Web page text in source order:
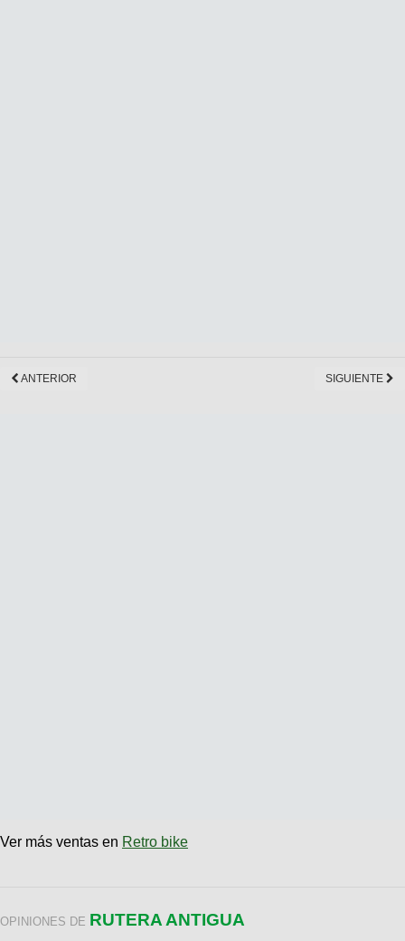
ANTERIOR SIGUIENTE
Ver más ventas en Retro bike
OPINIONES DE RUTERA ANTIGUA